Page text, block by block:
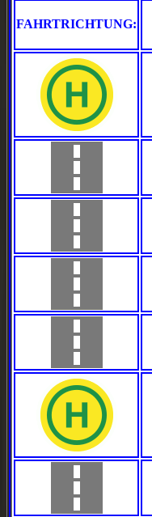
FAHRTRICHTUNG: